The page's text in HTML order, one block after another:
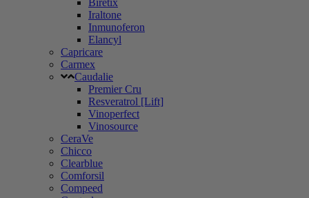
Biretix
Iraltone
Inmunoferon
Elancyl
Capricare
Carmex
Caudalie
Premier Cru
Resveratrol [Lift]
Vinoperfect
Vinosource
CeraVe
Chicco
Clearblue
Comforsil
Compeed